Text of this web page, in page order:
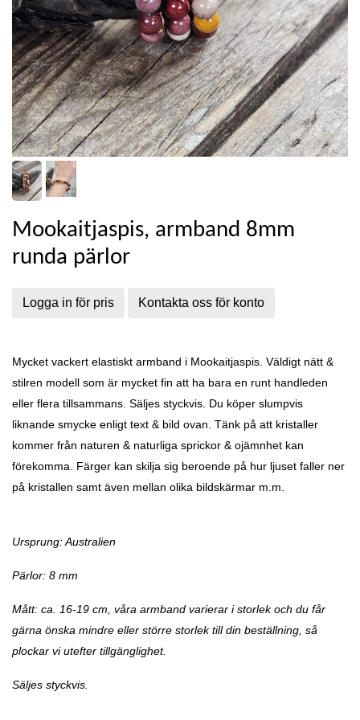
Mookaitjaspis, armband 8mm
runda pärlor
Logga in för pris Kontakta oss för konto
Mycket vackert elastiskt armband i Mookaitjaspis. Väldigt nätt &
stilren modell som är mycket fin att ha bara en runt handleden
eller flera tillsammans. Säljes styckvis. Du köper slumpvis
liknande smycke enligt text & bild ovan. Tänk på att kristaller
kommer från naturen & naturliga sprickor & ojämnhet kan
förekomma. Färger kan skilja sig beroende på hur ljuset faller ner
på kristallen samt även mellan olika bildskärmar m.m.
Ursprung: Australien
Pärlor: 8 mm
Mått: ca. 16-19 cm, våra armband varierar i storlek och du får
gärna önska mindre eller större storlek till din beställning, så
plockar vi utefter tillgänglighet.
Säljes styckvis.